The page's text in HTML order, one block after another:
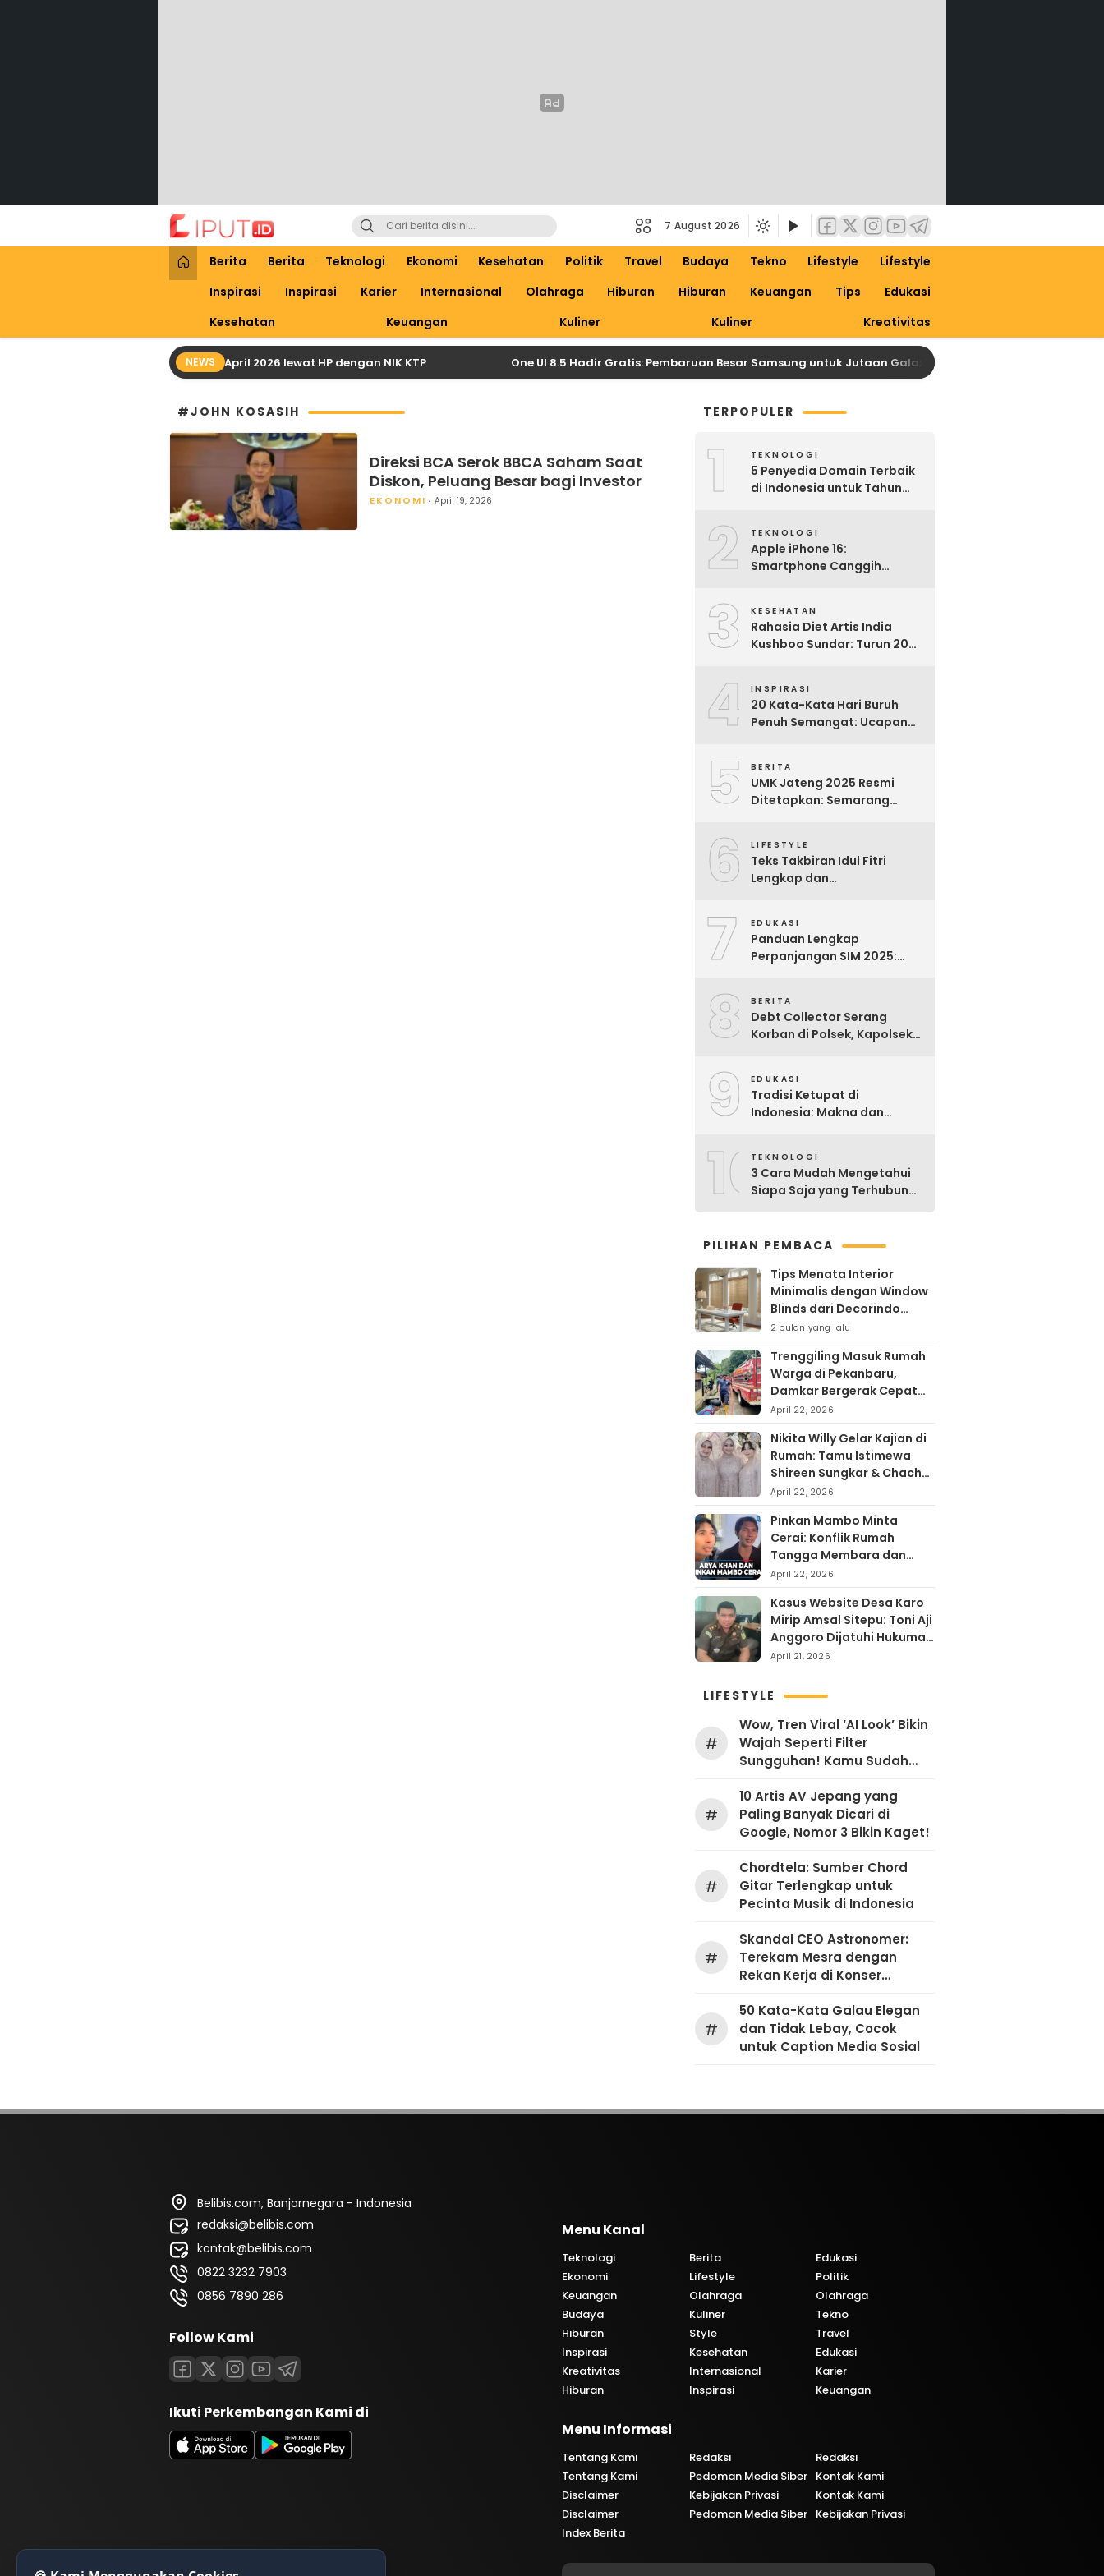
Liput
Liputan Digital
7 August 2026
Berita Berita Teknologi Ekonomi Kesehatan Politik Travel Budaya Tekno Lifestyle
Lifestyle
Inspirasi
Inspirasi Karier Internasional Olahraga Hiburan Hiburan Keuangan Tips
Edukasi
Kesehatan
Keuangan Kuliner Kuliner Kreativitas
NEWS
Cara Praktis Cek Bansos PKH April 2026 lewat HP dengan NIK KTP One UI 8.5 Hadir Gratis: Pembaruan Besar Samsung untuk Jutaan Galaxy, Siapkan Dirimu untuk One UI 9
#JOHN KOSASIH
Direksi BCA Serok BBCA Saham Saat
Diskon, Peluang Besar bagi Investor
EKONOMI April 19, 2026
TERPOPULER
1 TEKNOLOGI
5 Penyedia Domain Terbaik
di Indonesia untuk Tahun
2 TEKNOLOGI
Apple iPhone 16:
Smartphone Canggih
3 KESEHATAN
Rahasia Diet Artis India
Kushboo Sundar: Turun 20
4 INSPIRASI
20 Kata-Kata Hari Buruh
Penuh Semangat: Ucapan
5 BERITA
UMK Jateng 2025 Resmi
Ditetapkan: Semarang
6 LIFESTYLE
Teks Takbiran Idul Fitri
Lengkap dan
7 EDUKASI
Panduan Lengkap
Perpanjangan SIM 2025:
8 BERITA
Debt Collector Serang
Korban di Polsek, Kapolsek
9 EDUKASI
Tradisi Ketupat di
Indonesia: Makna dan
10TEKNOLOGI
3 Cara Mudah Mengetahui
Siapa Saja yang Terhubung
PILIHAN PEMBACA
Tips Menata Interior
Minimalis dengan Window
Blinds dari Decorindo
Perkasa
2 bulan yang lalu
Trenggiling Masuk Rumah
Warga di Pekanbaru,
Damkar Bergerak Cepat
Lakukan Evakuasi Aman
April 22, 2026
Nikita Willy Gelar Kajian di
Rumah: Tamu Istimewa
Shireen Sungkar & Chacha
Frederika, Rayakan Hari
Kartini dengan
Kehangatan
April 22, 2026
Pinkan Mambo Minta
Cerai: Konflik Rumah
Tangga Membara dan
Kontroversi Uang Endorse
Arya Khan
April 22, 2026
Kasus Website Desa Karo
Mirip Amsal Sitepu: Toni Aji
Anggoro Dijatuhi Hukuman
Penjara
April 21, 2026
LIFESTYLE
#
Wow, Tren Viral ‘AI Look’ Bikin
Wajah Seperti Filter
Sungguhan! Kamu Sudah
#
10 Artis AV Jepang yang
Paling Banyak Dicari di
Google, Nomor 3 Bikin Kaget!
#
Chordtela: Sumber Chord
Gitar Terlengkap untuk
Pecinta Musik di Indonesia
#
Skandal CEO Astronomer:
Terekam Mesra dengan
Rekan Kerja di Konser
#
50 Kata-Kata Galau Elegan
dan Tidak Lebay, Cocok
untuk Caption Media Sosial
Belibis.com, Banjarnegara - Indonesia
redaksi@belibis.com
kontak@belibis.com
0822 3232 7903
0856 7890 286
Follow Kami
Ikuti Perkembangan Kami di
Menu Kanal
Teknologi Berita
Edukasi
Ekonomi
Lifestyle
Politik
Keuangan
Olahraga
Olahraga
Budaya
Kuliner
Tekno
Hiburan
Style
Travel
Inspirasi
Kesehatan
Edukasi
Kreativitas
Internasional
Karier
Hiburan
Inspirasi Keuangan
Menu Informasi
Tentang Kami Redaksi
Redaksi
Tentang Kami
Pedoman Media Siber Kontak Kami
Disclaimer
Kebijakan Privasi
Kontak Kami
Disclaimer
Pedoman Media Siber Kebijakan Privasi
Index Berita